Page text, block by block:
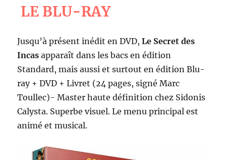
LE BLU-RAY
Jusqu’à présent inédit en DVD,Le Secret des
Incas apparaît dans les bacs en édition
Standard, mais aussi et surtout en édition Blu-
ray + DVD + Livret (24 pages, signé Marc
Toullec)- Master haute définition chez Sidonis
Calysta. Superbe visuel. Le menu principal est
animé et musical.